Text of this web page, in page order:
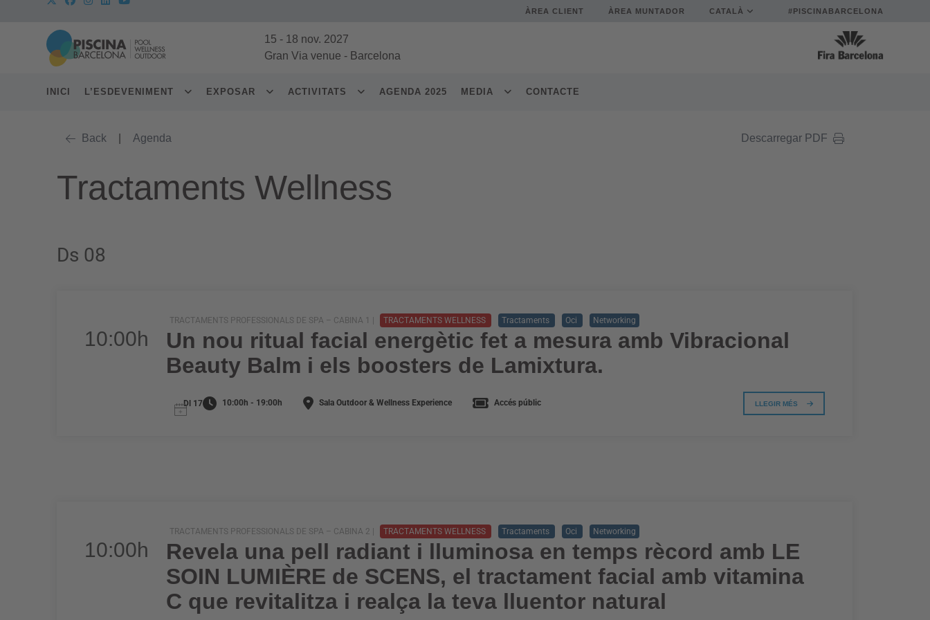
ÀREA CLIENT ÀREA MUNTADOR CATALÀ #PISCINABARCELONA
15 - 18 nov. 2027
Gran Via venue - Barcelona
INICI L’ESDEVENIMENT EXPOSAR ACTIVITATS AGENDA 2025 MEDIA CONTACTE
Back Agenda Descarregar PDF
Tractaments Wellness
Ds 08
10:00h
TRACTAMENTS PROFESSIONALS DE SPA – CABINA 1 | TRACTAMENTS WELLNESS Tractaments Oci Networking
Un nou ritual facial energètic fet a mesura amb Vibracional
Beauty Balm i els boosters de Lamixtura.
Dl 17 10:00h - 19:00h Sala Outdoor & Wellness Experience Accés públic LLEGIR MÉS
10:00h
TRACTAMENTS PROFESSIONALS DE SPA – CABINA 2 | TRACTAMENTS WELLNESS Tractaments Oci Networking
Revela una pell radiant i lluminosa en temps rècord amb LE
SOIN LUMIÈRE de SCENS, el tractament facial amb vitamina
C que revitalitza i realça la teva lluentor natural